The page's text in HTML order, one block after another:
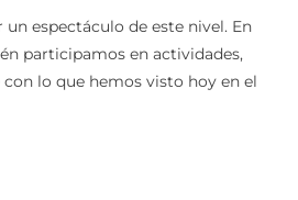
un espectáculo de este nivel. En
participamos en actividades,
lo que hemos visto hoy en el